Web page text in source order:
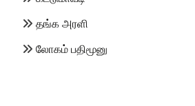
தங்க அரளி
லோகம் பதிமூனு